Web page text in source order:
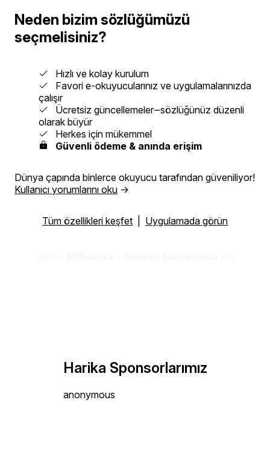
Neden bizim sözlüğümüzü
seçmelisiniz?
Hızlı ve kolay kurulum
Favori e-okuyucularınız ve uygulamalarınızda
çalışır
Ücretsiz güncellemeler‒sözlüğünüz düzenli
olarak büyür
Herkes için mükemmel
Güvenli ödeme & anında erişim
Dünya çapında binlerce okuyucu tarafından güveniliyor!
Kullanıcı yorumlarını oku →
Tüm özellikleri keşfet Uygulamada görün
Harika Sponsorlarımız
anonymous